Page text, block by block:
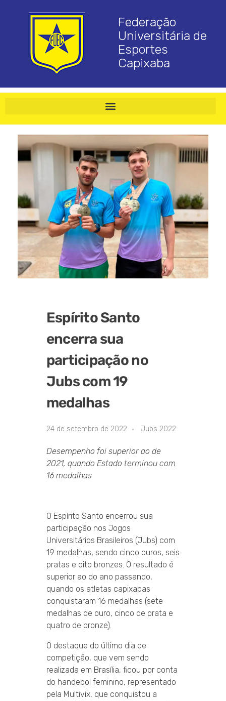
Federação
Universitária de
Esportes
Capixaba
Espírito Santo
encerra sua
participação no
Jubs com 19
medalhas
24 de setembro de 2022 Jubs 2022
Desempenho foi superior ao de
2021, quando Estado terminou com
16 medalhas
O Espírito Santo encerrou sua
participação nos Jogos
Universitários Brasileiros (Jubs) com
19 medalhas, sendo cinco ouros, seis
pratas e oito bronzes. O resultado é
superior ao do ano passando,
quando os atletas capixabas
conquistaram 16 medalhas (sete
medalhas de ouro, cinco de prata e
quatro de bronze).
O destaque do último dia de
competição, que vem sendo
realizada em Brasília, ficou por conta
do handebol feminino, representado
pela Multivix, que conquistou a